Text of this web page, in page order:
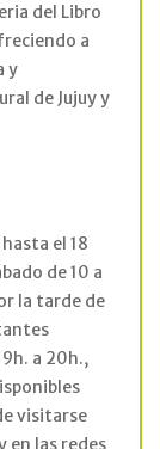
del Libro
a
y
de Jujuy y
el 18
de 10 a
la tarde de
a 20h.,
visitarse
en las redes